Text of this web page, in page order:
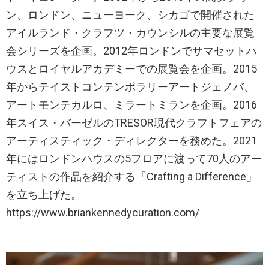
ン、ロンドン、ニューヨーク、シカゴで開催された
アイルランド・クラフツ・カウンシルの主要な展覧
会シリーズを企画。2012年ロンドンでサマセットハ
ウスとロイヤルアカデミーでの展覧会を企画。2015
年からテイストコンテンポラリーアートジェノバ、
アートモンテカルロ、ミラートミランを企画。2016
年スイス・バーゼルのTRESOR現代クラフトフェアの
アーティスティック・ディレクターを務めた。2021
年にはロンドンハウスの5フロアに渡って70人のアー
ティストの作品を紹介する「Crafting a Difference」
を立ち上げた。
https://www.briankennedycuration.com/